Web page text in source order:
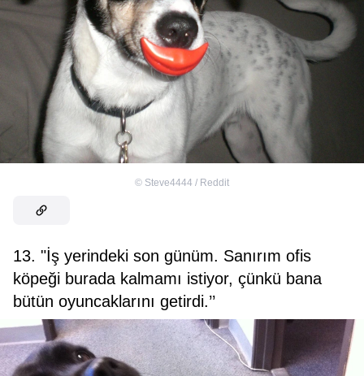
© Steve4444 / Reddit
13. "İş yerindeki son günüm. Sanırım ofis
köpeği burada kalmamı istiyor, çünkü bana
bütün oyuncaklarını getirdi.’’